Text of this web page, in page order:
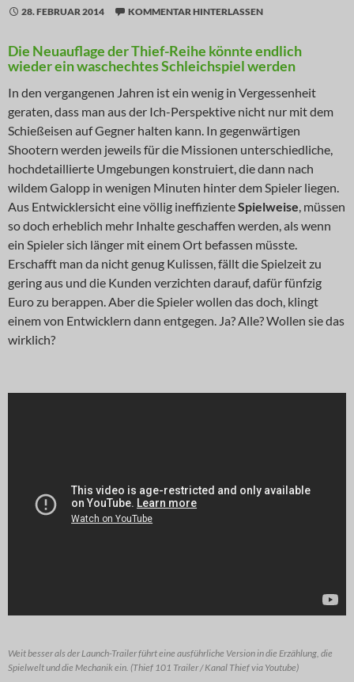
28. FEBRUAR 2014 KOMMENTAR HINTERLASSEN
Die Neuauflage der Thief-Reihe könnte endlich
wieder ein waschechtes Schleichspiel werden
In den vergangenen Jahren ist ein wenig in Vergessenheit
geraten, dass man aus der Ich-Perspektive nicht nur mit dem
Schießeisen auf Gegner halten kann. In gegenwärtigen
Shootern werden jeweils für die Missionen unterschiedliche,
hochdetaillierte Umgebungen konstruiert, die dann nach
wildem Galopp in wenigen Minuten hinter dem Spieler liegen.
Aus Entwicklersicht eine völlig ineffizienteSpielweise, müssen
so doch erheblich mehr Inhalte geschaffen werden, als wenn
ein Spieler sich länger mit einem Ort befassen müsste.
Erschafft man da nicht genug Kulissen, fällt die Spielzeit zu
gering aus und die Kunden verzichten darauf, dafür fünfzig
Euro zu berappen. Aber die Spieler wollen das doch, klingt
einem von Entwicklern dann entgegen. Ja? Alle? Wollen sie das
wirklich?
Weit besser als der Launch-Trailer führt eine ausführliche Version in die Erzählung, die
Spielwelt und die Mechanik ein. (Thief 101 Trailer / Kanal Thief via Youtube)